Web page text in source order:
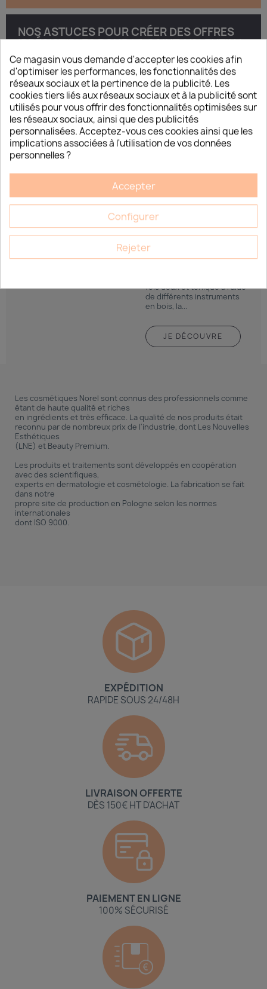
NOS ASTUCES POUR CRÉER DES OFFRES
IRRÉSISTIBLES POUR LA SAINT-VALENTIN !
🎉 La Saint-Valentin approche ! Et vous, prêtes à faire battre le
cœur de vos clientes ? 💖 Ah, la Saint-Valentin… Même si elle a
parfois son côté « commercial » critiqué,...
JE DÉCOUVRE
FORMATION
MADÉROTHÉRAPIE
Célèbre technique de
massage d’origine
fois doux et tonique à l’aide
de différents instruments
en bois, la...
JE DÉCOUVRE
Les cosmétiques Norel sont connus des professionnels comme
étant de haute qualité et riches
en ingrédients et très efficace. La qualité de nos produits était
reconnu par de nombreux prix de l'industrie, dont Les Nouvelles
Esthétiques
(LNE) et Beauty Premium.
Les produits et traitements sont développés en coopération
avec des scientifiques,
experts en dermatologie et cosmétologie. La fabrication se fait
dans notre
propre site de production en Pologne selon les normes
internationales
dont ISO 9000.
EXPÉDITION
RAPIDE SOUS 24/48H
LIVRAISON OFFERTE
DÈS 150€ HT D'ACHAT
PAIEMENT EN LIGNE
100% SÉCURISÉ
Ce magasin vous demande d'accepter les cookies afin
d'optimiser les performances, les fonctionnalités des
réseaux sociaux et la pertinence de la publicité. Les
cookies tiers liés aux réseaux sociaux et à la publicité sont
utilisés pour vous offrir des fonctionnalités optimisées sur
les réseaux sociaux, ainsi que des publicités
personnalisées. Acceptez-vous ces cookies ainsi que les
implications associées à l'utilisation de vos données
personnelles ?
Accepter
Configurer
Rejeter